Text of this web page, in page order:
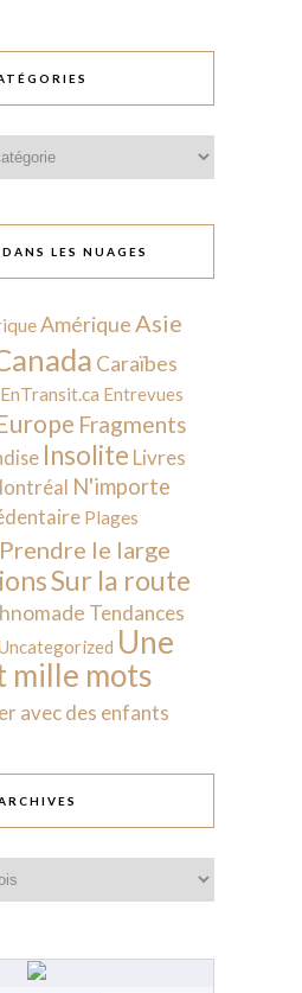
LES NUAGES
Amérique Asie
Caraïbes
EnTransit.ca Entrevues
Fragments
Insolite Livres
N'importe
Plages
Prendre le large
Sur la route
Tendances
Une
mille mots
avec des enfants